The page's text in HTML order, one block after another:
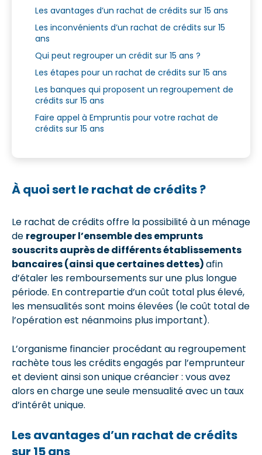
Les avantages d’un rachat de crédits sur 15 ans
Les inconvénients d’un rachat de crédits sur 15
ans
Qui peut regrouper un crédit sur 15 ans ?
Les étapes pour un rachat de crédits sur 15 ans
Les banques qui proposent un regroupement de
crédits sur 15 ans
Faire appel à Empruntis pour votre rachat de
crédits sur 15 ans
À quoi sert le rachat de crédits ?
Le rachat de crédits offre la possibilité à un ménage
de regrouper l’ensemble des emprunts
souscrits auprès de différents établissements
bancaires (ainsi que certaines dettes)afin
d’étaler les remboursements sur une plus longue
période. En contrepartie d’un coût total plus élevé,
les mensualités sont moins élevées (le coût total de
l’opération est néanmoins plus important).
L’organisme financier procédant au regroupement
rachète tous les crédits engagés par l’emprunteur
et devient ainsi son unique créancier : vous avez
alors en charge une seule mensualité avec un taux
d’intérêt unique.
Les avantages d’un rachat de crédits
sur 15 ans